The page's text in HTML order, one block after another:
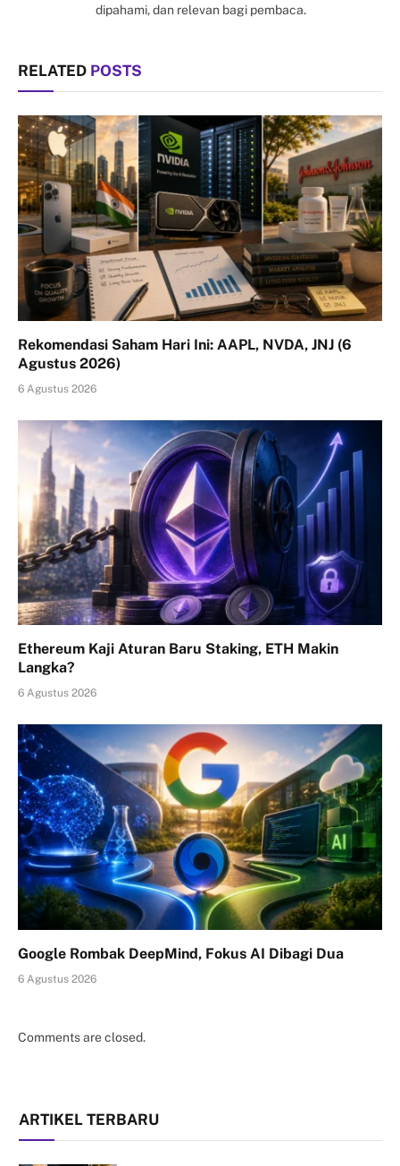
dipahami, dan relevan bagi pembaca.
RELATED POSTS
Rekomendasi Saham Hari Ini: AAPL, NVDA, JNJ (6
Agustus 2026)
6 Agustus 2026
Ethereum Kaji Aturan Baru Staking, ETH Makin
Langka?
6 Agustus 2026
Google Rombak DeepMind, Fokus AI Dibagi Dua
6 Agustus 2026
Comments are closed.
ARTIKEL TERBARU